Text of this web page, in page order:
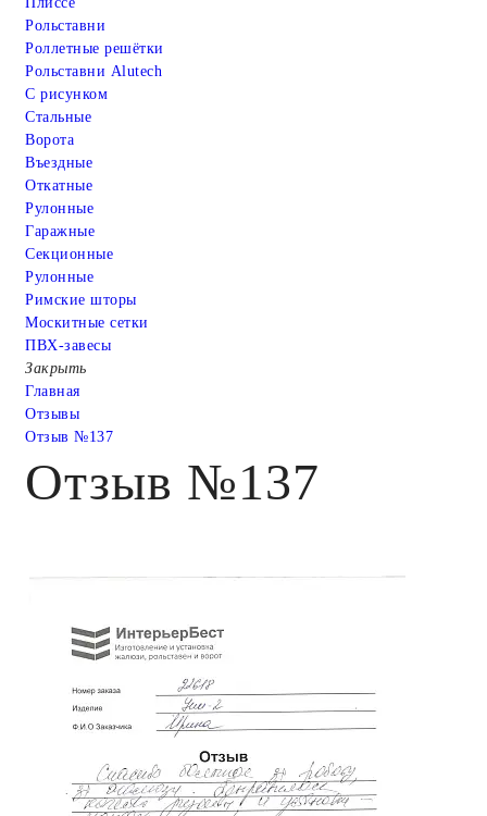
Рольставни
Роллетные решётки
Рольставни Alutech
С рисунком
Стальные
Ворота
Въездные
Откатные
Рулонные
Гаражные
Cекционные
Рулонные
Римские шторы
Москитные сетки
ПВХ-завесы
Закрыть
Главная
Отзывы
Отзыв №137
Отзыв №137